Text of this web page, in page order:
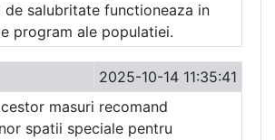
de salubritate functioneaza in
program ale populatiei.
2025-10-14 11:35:41
masuri recomand
spatii speciale pentru